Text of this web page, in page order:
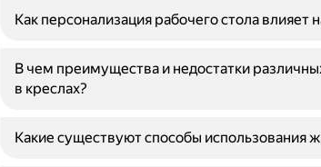
Как персонализация рабочего стола влияет
В чем преимущества и недостатки
в креслах?
Какие существуют способы использования